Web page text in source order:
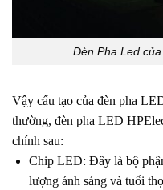
Đèn Pha Led
Vậy cấu tạo của đèn pha
thường, đèn pha LED
chính sau:
Chip LED: Đây là bộ
lượng ánh sáng và tuổi